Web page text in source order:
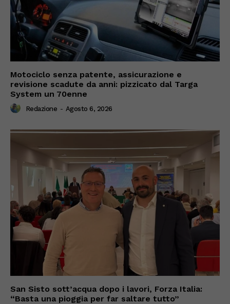
Motociclo senza patente, assicurazione e
revisione scadute da anni: pizzicato dal Targa
System un 70enne
Redazione - Agosto 6, 2026
San Sisto sott’acqua dopo i lavori, Forza Italia:
“Basta una pioggia per far saltare tutto”